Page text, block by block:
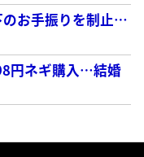
のお手振りを制止…
円ネギ購入…結婚